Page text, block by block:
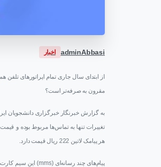
adminAbbasi اخبار
از ابتدای سال جاری تمام اپراتورهای تلفن
مقرون به صرفه‌تر است؟
به گزارش خبرنگار خبرگزاری دانشجویان
هر پیامک لاتین 222 ریال قیمت دارد.